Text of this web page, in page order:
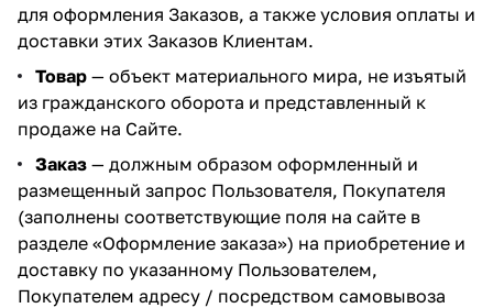
для оформления Заказов, а также условия оплаты и
доставки этих Заказов Клиентам.
Товар — объект материального мира, не изъятый
из гражданского оборота и представленный к
продаже на Сайте.
Заказ — должным образом оформленный и
размещенный запрос Пользователя, Покупателя
(заполнены соответствующие поля на сайте в
разделе «Оформление заказа») на приобретение и
доставку по указанному Пользователем,
Покупателем адресу / посредством самовывоза